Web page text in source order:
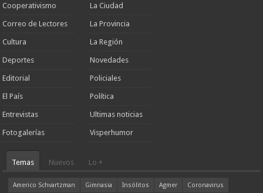
Cooperativismo
Correo de Lectores
Cultura
Deportes
Editorial
El País
Entrevistas
Fotogalerías
La Ciudad
La Provincia
La Región
Novedades
Policiales
Política
Ultimas noticias
Visperhumor
Temas Nuevos Lo +
Americo Schvartzman Gimnasia Insólitos Agmer
Coronavirus